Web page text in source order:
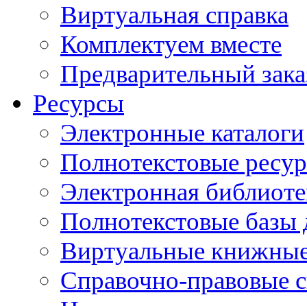
Виртуальная справка
Комплектуем вместе
Предварительный
Ресурсы
Электронные каталоги
Полнотекстовые
Электронная
Полнотекстовые
Виртуальные
Справочно-правовые